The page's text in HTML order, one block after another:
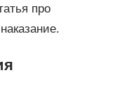
про